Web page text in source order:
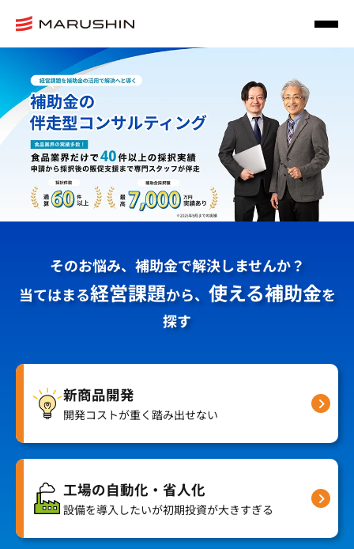
そのお悩み、補助金で解決しませんか？
当てはまる経営課題から、 使える補助金を
探す
新商品開発
開発コストが重く踏み出せない
工場の自動化・省人化
設備を導入したいが初期投資が大きすぎる